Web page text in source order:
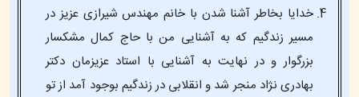
خدایا بخاطر آشنا شدن با خانم مهندس شیرازی عزیز در
مسیر زندگیم که به آشنایی من با حاج کمال مشکسار
بزرگوار و در نهایت به آشنایی با استاد عزیزمان دکتر
بهادری نژاد منجر شد و انقلابی در زندگیم بوجود آمد از تو